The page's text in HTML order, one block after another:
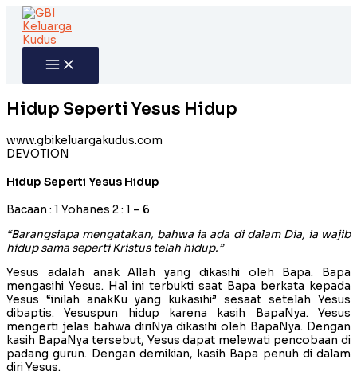
Skip
content
Hidup Seperti Yesus Hidup
www.gbikeluargakudus.com
DEVOTION
Hidup Seperti Yesus Hidup
Bacaan : 1 Yohanes 2 : 1 – 6
“Barangsiapa mengatakan, bahwa ia ada di dalam Dia, ia wajib
hidup sama seperti Kristus telah hidup.”
Yesus adalah anak Allah yang dikasihi oleh Bapa. Bapa
mengasihi Yesus. Hal ini terbukti saat Bapa berkata kepada
Yesus “inilah anakKu yang kukasihi” sesaat setelah Yesus
dibaptis. Yesuspun hidup karena kasih BapaNya. Yesus
mengerti jelas bahwa diriNya dikasihi oleh BapaNya. Dengan
kasih BapaNya tersebut, Yesus dapat melewati pencobaan di
padang gurun. Dengan demikian, kasih Bapa penuh di dalam
diri Yesus.